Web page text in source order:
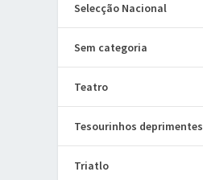
Selecção Nacional
Sem categoria
Teatro
Tesourinhos deprimentes
Triatlo